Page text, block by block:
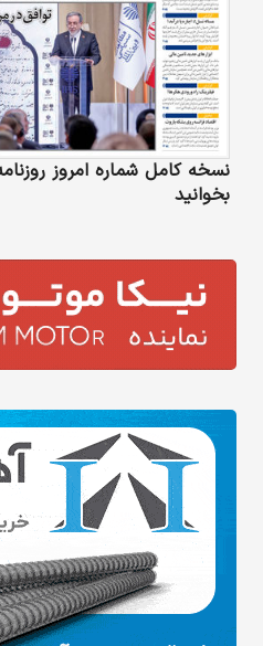
نسخه کامل شماره امروز
بخوانید